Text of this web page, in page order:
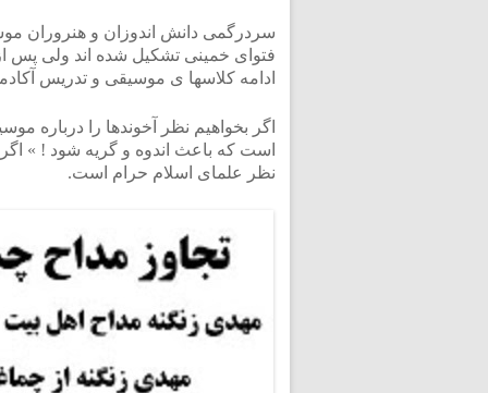
سردرگمی دانش اندوزان و هنروران
فتوای خمینی تشکیل شده اند ولی پس
ادامه کلاسها ی موسیقی و تدریس
اگر بخواهیم نظر آخوندها را درباره
است که باعث اندوه و گریه شود ! »
نظر علمای اسلام حرام است.